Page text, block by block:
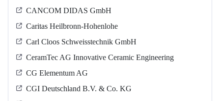
CANCOM DIDAS GmbH
Caritas Heilbronn-Hohenlohe
Carl Cloos Schweisstechnik GmbH
CeramTec AG Innovative Ceramic Engineering
CG Elementum AG
CGI Deutschland B.V. & Co. KG